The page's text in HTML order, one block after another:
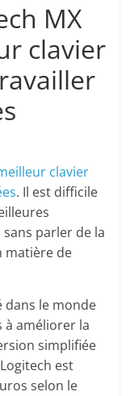
MX
clavier
clavier
. Il est difficile
parler de la
matière de
dans le monde
à améliorer la
simplifiée
est
selon le